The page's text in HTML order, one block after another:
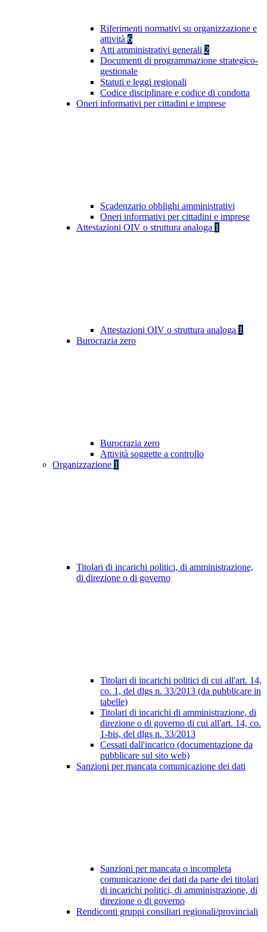
Riferimenti normativi su organizzazione e
attività 6
Atti amministrativi generali 2
Documenti di programmazione strategico-
gestionale
Statuti e leggi regionali
Codice disciplinare e codice di condotta
Oneri informativi per cittadini e imprese
Scadenzario obblighi amministrativi
Oneri informativi per cittadini e imprese
Attestazioni OIV o struttura analoga 1
Attestazioni OIV o struttura analoga 1
Burocrazia zero
Burocrazia zero
Attività soggette a controllo
Organizzazione 1
Titolari di incarichi politici, di amministrazione,
di direzione o di governo
Titolari di incarichi politici di cui all'art. 14,
co. 1, del dlgs n. 33/2013 (da pubblicare in
tabelle)
Titolari di incarichi di amministrazione, di
direzione o di governo di cui all'art. 14, co.
1-bis, del dlgs n. 33/2013
Cessati dall'incarico (documentazione da
pubblicare sul sito web)
Sanzioni per mancata comunicazione dei dati
Sanzioni per mancata o incompleta
comunicazione dei dati da parte dei titolari
di incarichi politici, di amministrazione, di
direzione o di governo
Rendiconti gruppi consiliari regionali/provinciali